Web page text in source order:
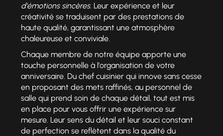
d'émotions sincères. Leur expérience et leur
créativité se traduisent par des prestations de
haute qualité, garantissant une atmosphère
chaleureuse et conviviale.
Chaque membre de notre équipe apporte une
touche personnelle à l'organisation de votre
anniversaire. Du chef cuisinier qui innove sans cesse
en proposant des mets raffinés, au personnel de
salle qui prend soin de chaque détail, tout est mis
en place pour vous offrir une expérience sur
mesure. Leur sens du détail et leur souci constant
de perfection se reflètent dans la qualité du